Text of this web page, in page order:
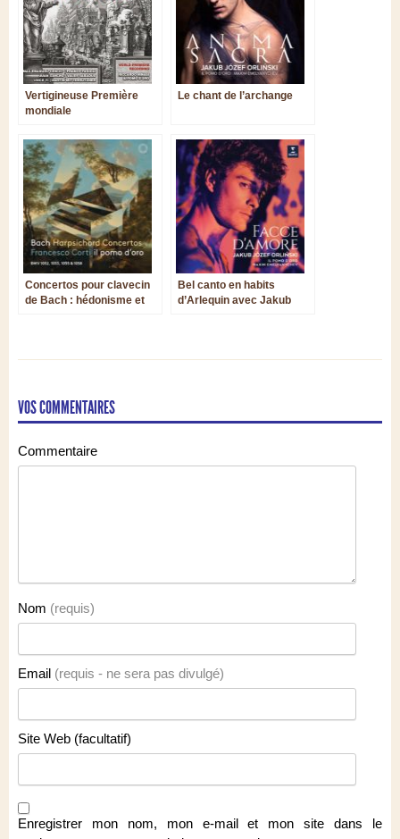
Vertigineuse Première
mondiale
Le chant de l’archange
Concertos pour clavecin
de Bach : hédonisme et
Bel canto en habits
d’Arlequin avec Jakub
VOS COMMENTAIRES
Commentaire
Nom (requis)
Email (requis - ne sera pas divulgé)
Site Web (facultatif)
Enregistrer mon nom, mon e-mail et mon site dans le